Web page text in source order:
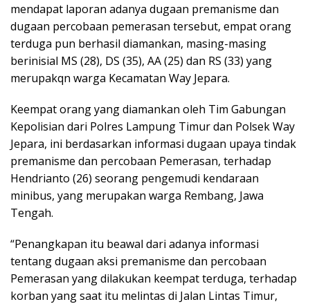
mendapat laporan adanya dugaan premanisme dan
dugaan percobaan pemerasan tersebut, empat orang
terduga pun berhasil diamankan, masing-masing
berinisial MS (28), DS (35), AA (25) dan RS (33) yang
merupakqn warga Kecamatan Way Jepara.
Keempat orang yang diamankan oleh Tim Gabungan
Kepolisian dari Polres Lampung Timur dan Polsek Way
Jepara, ini berdasarkan informasi dugaan upaya tindak
premanisme dan percobaan Pemerasan, terhadap
Hendrianto (26) seorang pengemudi kendaraan
minibus, yang merupakan warga Rembang, Jawa
Tengah.
“Penangkapan itu beawal dari adanya informasi
tentang dugaan aksi premanisme dan percobaan
Pemerasan yang dilakukan keempat terduga, terhadap
korban yang saat itu melintas di Jalan Lintas Timur,